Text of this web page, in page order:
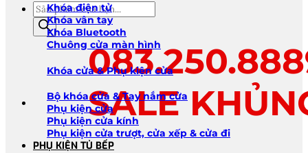
Tìm
kiếm
sản
phẩm
SALE
Khóa điện tử
Khóa vân tay
Khóa Bluetooth
Chuông cửa màn hình
Khóa cửa & Phụ kiện cửa
Bộ khóa cửa & Tay nắm cửa
Phụ kiện cửa
Phụ kiện cửa kính
Phụ kiện cửa trượt, cửa xếp & cửa đi
PHỤ KIỆN TỦ BẾP